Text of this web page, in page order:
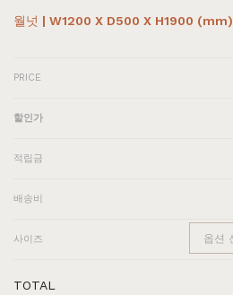
월넛 | W1200 X D500 X H1900 (mm)
PRICE
할인가
적립금
배송비
사이즈
TOTAL